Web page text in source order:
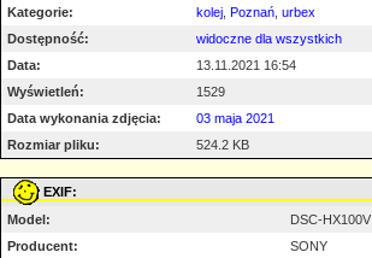
Kategorie:
kolej Poznań urbex
Dostępność:
widoczne dla wszystkich
Data:
13.11.2021 16:54
Wyświetleń:
1529
Data wykonania zdjęcia:
03 maja 2021
Rozmiar pliku:
524.2 KB
EXIF:
Model:
DSC-HX100V
Producent:
SONY